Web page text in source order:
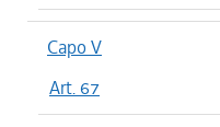
Capo V
Art. 67